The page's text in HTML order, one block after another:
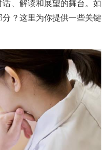
、解读和展望的舞台。如
？这里为你提供一些关键